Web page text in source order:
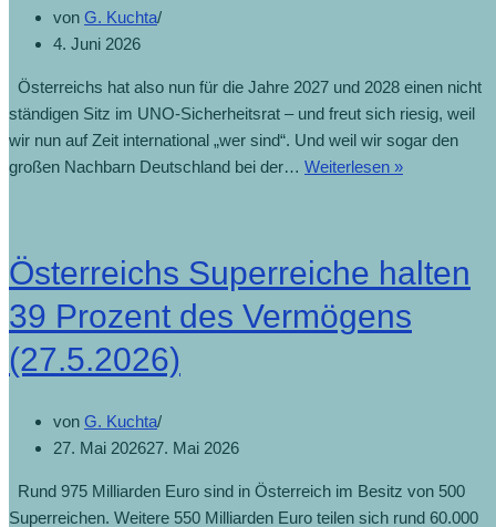
von G. Kuchta
4. Juni 2026
Österreichs hat also nun für die Jahre 2027 und 2028 einen nicht
ständigen Sitz im UNO-Sicherheitsrat – und freut sich riesig, weil
wir nun auf Zeit international „wer sind“. Und weil wir sogar den
großen Nachbarn Deutschland bei der… Weiterlesen »
Österreichs Superreiche halten
39 Prozent des Vermögens
(27.5.2026)
von G. Kuchta
27. Mai 202627. Mai 2026
Rund 975 Milliarden Euro sind in Österreich im Besitz von 500
Superreichen. Weitere 550 Milliarden Euro teilen sich rund 60.000